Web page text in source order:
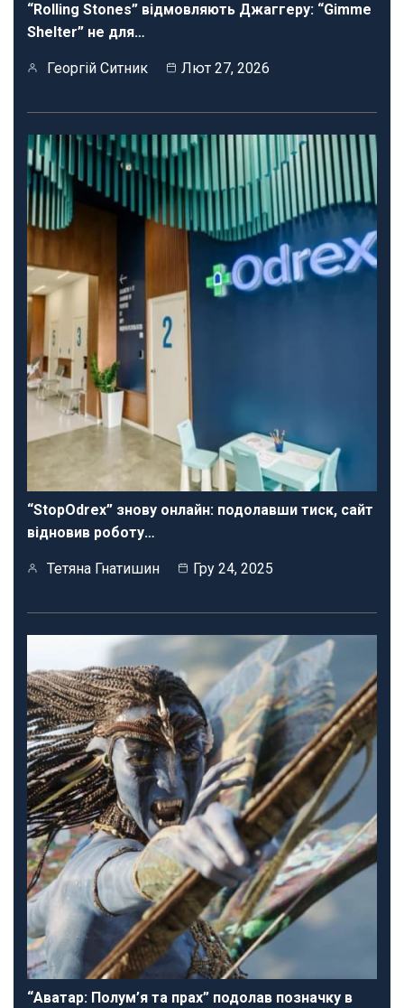
“Rolling Stones” відмовляють Джаггеру: “Gimme
Shelter” не для…
Георгій Ситник Лют 27, 2026
“StopOdrex” знову онлайн: подолавши тиск, сайт
відновив роботу…
Тетяна Гнатишин Гру 24, 2025
“Аватар: Полум’я та прах” подолав позначку в